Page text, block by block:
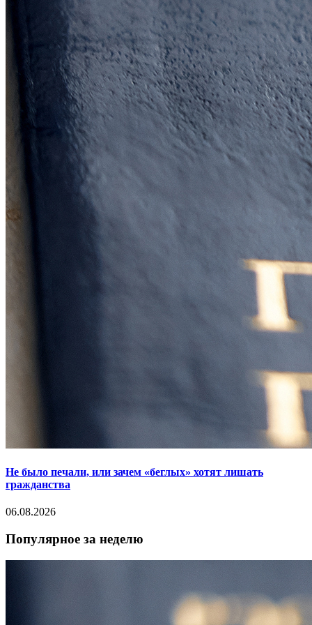
Не было печали, или зачем «беглых» хотят лишать
гражданства
06.08.2026
Популярное за неделю